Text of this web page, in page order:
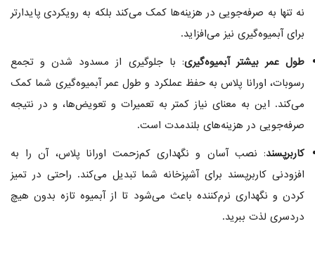
نه تنها به صرفه‌جویی در هزینه‌ها کمک می‌کند بلکه به رویکردی پایدارتر
برای آبمیوه‌گیری نیز می‌افزاید.
طول عمر بیشتر آبمیوه‌گیری: با جلوگیری از مسدود شدن و تجمع
رسوبات، اورانا پلاس به حفظ عملکرد و طول عمر آبمیوه‌گیری شما کمک
می‌کند. این به معنای نیاز کمتر به تعمیرات و تعویض‌ها، و در نتیجه
صرفه‌جویی در هزینه‌های بلندمدت است.
کاربرپسند: نصب آسان و نگهداری کم‌زحمت اورانا پلاس، آن را به
افزودنی کاربرپسند برای آشپزخانه شما تبدیل می‌کند. راحتی در تمیز
کردن و نگهداری نرم‌کننده باعث می‌شود تا از آبمیوه تازه بدون هیچ
دردسری لذت ببرید.